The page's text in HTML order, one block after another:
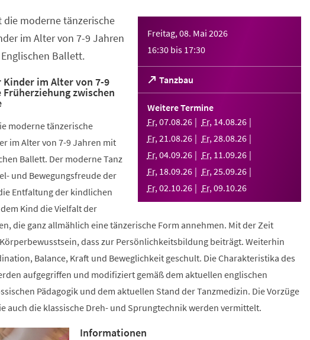
Freitag, 08. Mai 2026
16:30 bis 17:30
Tanzbau
(Öffnet
in
einem
Tab)
Weitere Termine
Fr,07.08.26 Fr, 14.08.26
Fr,21.08.26 Fr,28.08.26
Fr,04.09.26 Fr, 11.09.26
Fr, 18.09.26 Fr,25.09.26
Fr,02.10.26 Fr,09.10.26
die moderne tänzerische
im Alter von 7-9 Jahren
Ballett.
im Alter von 7-9
zwischen
moderne tänzerische
im Alter von 7-9 Jahren mit
Ballett. Der moderne Tanz
und Bewegungsfreude der
Entfaltung der kindlichen
Kind die Vielfalt der
die ganz allmählich eine tänzerische Form annehmen. Mit der Zeit
dass zur Persönlichkeitsbildung beiträgt. Weiterhin
Balance, Kraft und Beweglichkeit geschult. Die Charakteristika des
aufgegriffen und modifiziert gemäß dem aktuellen englischen
Pädagogik und dem aktuellen Stand der Tanzmedizin. Die Vorzüge
auch die klassische Dreh- und Sprungtechnik werden vermittelt.
Informationen